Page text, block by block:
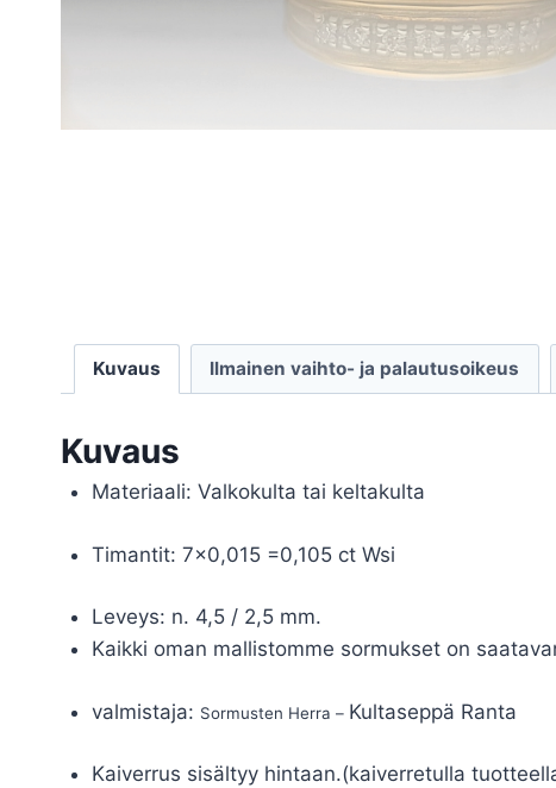
Kuvaus Ilmainen vaihto- ja palautusoikeus
Kuvaus
Materiaali: Valkokulta tai keltakulta
Timantit: 7×0,015 =0,105 ct Wsi
Leveys: n. 4,5 / 2,5 mm.
Kaikki oman mallistomme sormukset on
valmistaja: Sormusten Herra – Kultaseppä Ranta
Kaiverrus sisältyy hintaan.(kaiverretulla